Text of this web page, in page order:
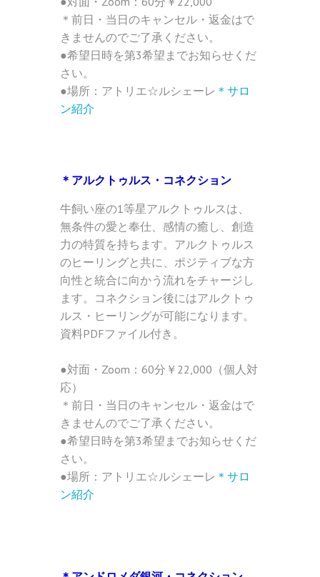
＊前日・当日のキャンセル・返金はで
きませんのでご了承ください。
●希望日時を第3希望までお知らせくだ
さい。
●場所：アトリエ☆ルシェーレ ＊サロ
ン紹介
＊アルクトゥルス・コネクション
牛飼い座の1等星アルクトゥルスは、
無条件の愛と奉仕、感情の癒し、創造
力の特質を持ちます。アルクトゥルス
のヒーリングと共に、ポジティブな方
向性と統合に向かう流れをチャージし
ます。コネクション後にはアルクトゥ
ルス・ヒーリングが可能になります。
資料PDFファイル付き。
●対面・Zoom：60分￥22,000（個人対
応）
＊前日・当日のキャンセル・返金はで
きませんのでご了承ください。
●希望日時を第3希望までお知らせくだ
さい。
●場所：アトリエ☆ルシェーレ ＊サロ
ン紹介